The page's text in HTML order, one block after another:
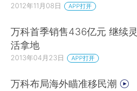
2012年11月08日 APP打开
万科首季销售436亿元 继续灵
活拿地
2013年04月23日 APP打开
万科布局海外瞄准移民潮